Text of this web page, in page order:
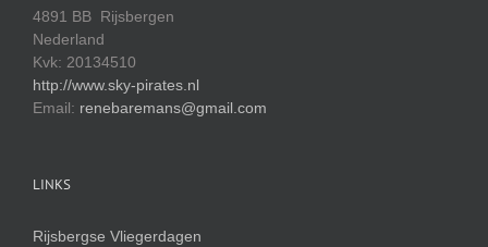
4891 BB Rijsbergen
Nederland
Kvk: 20134510
http://www.sky-pirates.nl
Email: renebaremans@gmail.com
LINKS
Rijsbergse Vliegerdagen